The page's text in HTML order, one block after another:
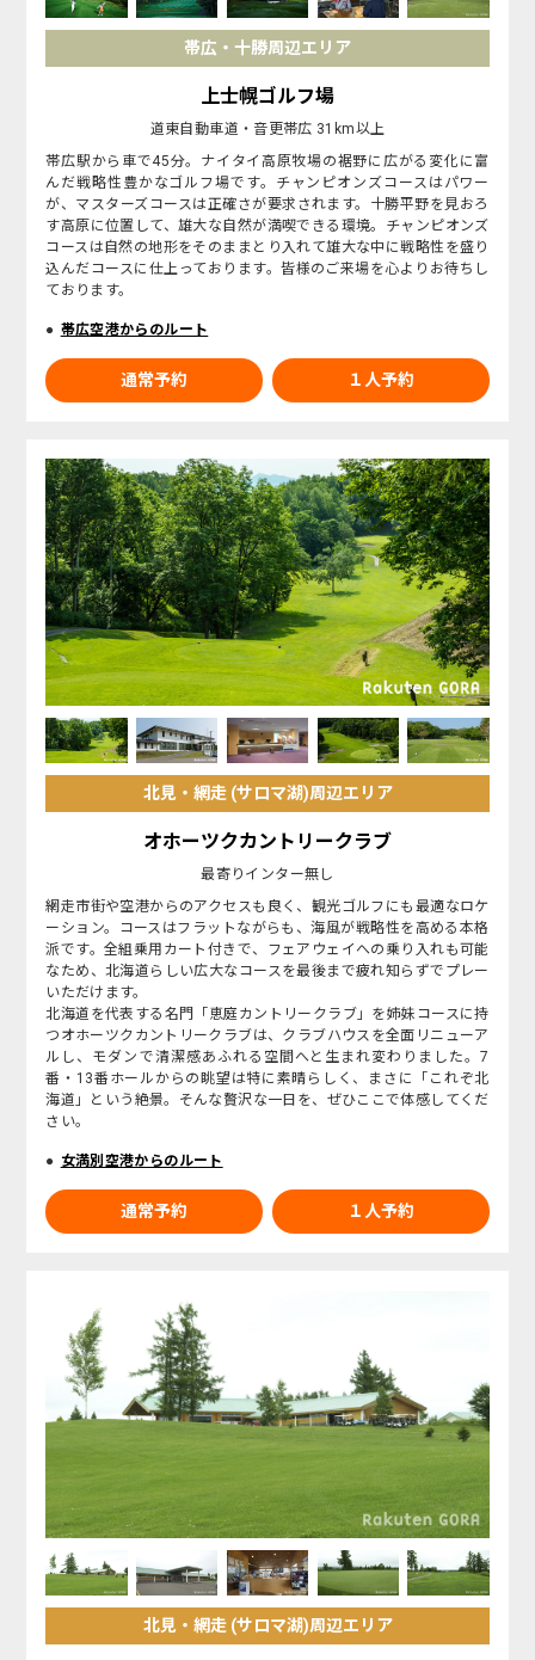
帯広・十勝周辺エリア
上士幌ゴルフ場
道東自動車道・音更帯広 31km以上
帯広駅から車で45分。ナイタイ高原牧場の裾野に広がる変化に富
んだ戦略性豊かなゴルフ場です。チャンピオンズコースはパワー
が、マスターズコースは正確さが要求されます。十勝平野を見おろ
す高原に位置して、雄大な自然が満喫できる環境。チャンピオンズ
コースは自然の地形をそのままとり入れて雄大な中に戦略性を盛り
込んだコースに仕上っております。皆様のご来場を心よりお待ちし
ております。
帯広空港からのルート
通常予約 １人予約
北見・網走 (サロマ湖)周辺エリア
オホーツクカントリークラブ
最寄りインター無し
網走市街や空港からのアクセスも良く、観光ゴルフにも最適なロケ
ーション。コースはフラットながらも、海風が戦略性を高める本格
派です。全組乗用カート付きで、フェアウェイへの乗り入れも可能
なため、北海道らしい広大なコースを最後まで疲れ知らずでプレー
いただけます。
北海道を代表する名門「恵庭カントリークラブ」を姉妹コースに持
つオホーツクカントリークラブは、クラブハウスを全面リニューア
ルし、モダンで清潔感あふれる空間へと生まれ変わりました。7
番・13番ホールからの眺望は特に素晴らしく、まさに「これぞ北
海道」という絶景。そんな贅沢な一日を、ぜひここで体感してくだ
さい。
女満別空港からのルート
通常予約 １人予約
北見・網走 (サロマ湖)周辺エリア